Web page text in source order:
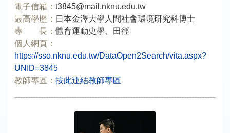
電子信箱： t3845@mail.nknu.edu.tw
最高學歷： 日本金澤大學人間社會環境研究科博士
專 長： 體育運動史學、田徑
個人網頁：
https://sso.nknu.edu.tw/DataOpen2Search/vita.aspx?
UNID=3845
教師專區： 按此連結教師專區